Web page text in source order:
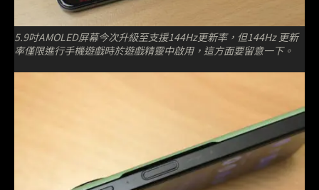
5.9吋AMOLED屏幕今次升級至支援144Hz更新率，但144Hz 更新
率僅限進行手機遊戲時於遊戲精靈中啟用，這方面要留意一下。